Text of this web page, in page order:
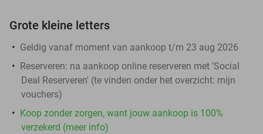
Grote kleine letters
Geldig vanaf moment van aankoop t/m 23 aug 2026
Reserveren: na aankoop online reserveren met 'Social
Deal Reserveren' (te vinden onder het overzicht: mijn
vouchers)
Koop zonder zorgen, want jouw aankoop is 100%
verzekerd (meer info)